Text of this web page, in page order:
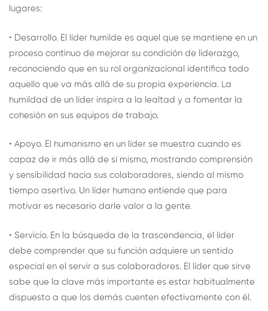
lugares:
• Desarrollo. El líder humilde es aquel que se mantiene en un
proceso continuo de mejorar su condición de liderazgo,
reconociendo que en su rol organizacional identifica todo
aquello que va más allá de su propia experiencia. La
humildad de un líder inspira a la lealtad y a fomentar la
cohesión en sus equipos de trabajo.
• Apoyo. El humanismo en un líder se muestra cuando es
capaz de ir más allá de sí mismo, mostrando comprensión
y sensibilidad hacia sus colaboradores, siendo al mismo
tiempo asertivo. Un líder humano entiende que para
motivar es necesario darle valor a la gente.
• Servicio. En la búsqueda de la trascendencia, el líder
debe comprender que su función adquiere un sentido
especial en el servir a sus colaboradores. El líder que sirve
sabe que la clave más importante es estar habitualmente
dispuesto a que los demás cuenten efectivamente con él.